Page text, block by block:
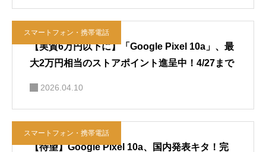
スマートフォン・携帯電話
【実質6万円以下に】「Google Pixel 10a」、最
大2万円相当のストアポイント進呈中！4/27まで
2026.04.10
スマートフォン・携帯電話
【待望】Google Pixel 10a、国内発表キタ！完